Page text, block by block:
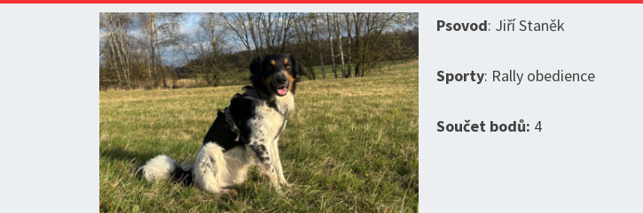
Psovod: Jiří Staněk
Sporty: Rally obedience
Součet bodů: 4